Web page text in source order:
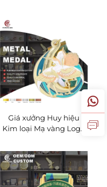
Giá xưởng Huy hiệu
Kim loại Mạ vàng Logo
kim Kẽm Dành cho Thể
thao và Làm Quà tặng
Kỷ niệm